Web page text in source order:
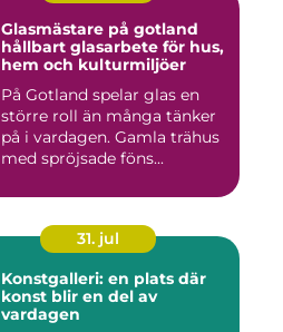
Glasmästare på gotland
hållbart glasarbete för hus,
hem och kulturmiljöer
På Gotland spelar glas en
större roll än många tänker
på i vardagen. Gamla trähus
med spröjsade föns...
31. jul
Konstgalleri: en plats där
konst blir en del av
vardagen